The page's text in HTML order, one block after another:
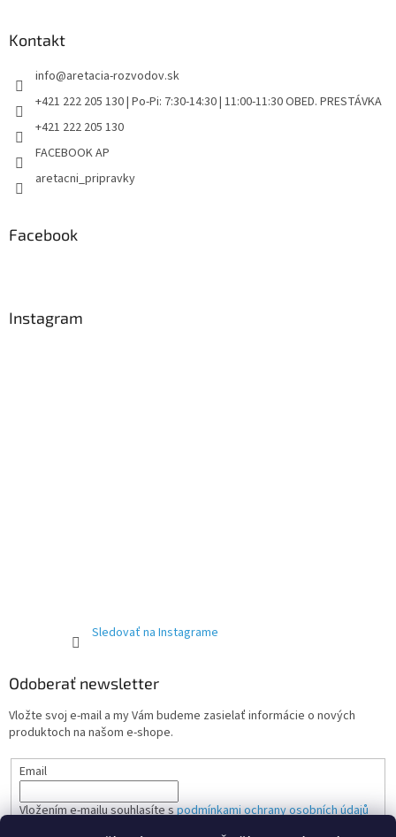
Kontakt
info@aretacia-rozvodov.sk
+421 222 205 130 | Po-Pi: 7:30-14:30 | 11:00-11:30 OBED. PRESTÁVKA
+421 222 205 130
FACEBOOK AP
aretacni_pripravky
Facebook
Instagram
Sledovať na Instagrame
Odoberať newsletter
Vložte svoj e-mail a my Vám budeme zasielať informácie o nových
produktoch na našom e-shope.
Email
Vložením e-mailu souhlasíte spodmínkami ochrany osobních údajů